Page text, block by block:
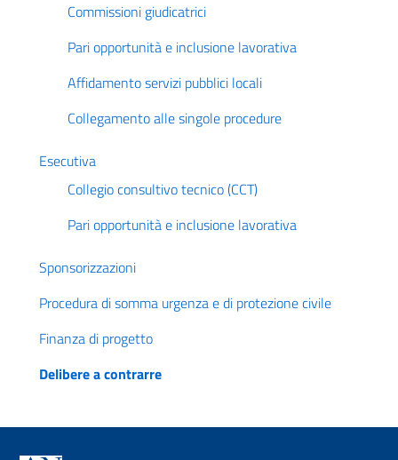
Commissioni giudicatrici
Pari opportunità e inclusione lavorativa
Affidamento servizi pubblici locali
Collegamento alle singole procedure
Esecutiva
Collegio consultivo tecnico (CCT)
Pari opportunità e inclusione lavorativa
Sponsorizzazioni
Procedura di somma urgenza e di protezione civile
Finanza di progetto
Delibere a contrarre